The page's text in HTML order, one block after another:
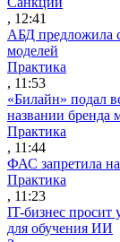
, 12:41
АБД предложила
моделей
Практика
, 11:53
«Билайн» подал
названии бренда
Практика
, 11:44
ФАС запретила
Практика
, 11:23
IT-бизнес просит
для обучения ИИ